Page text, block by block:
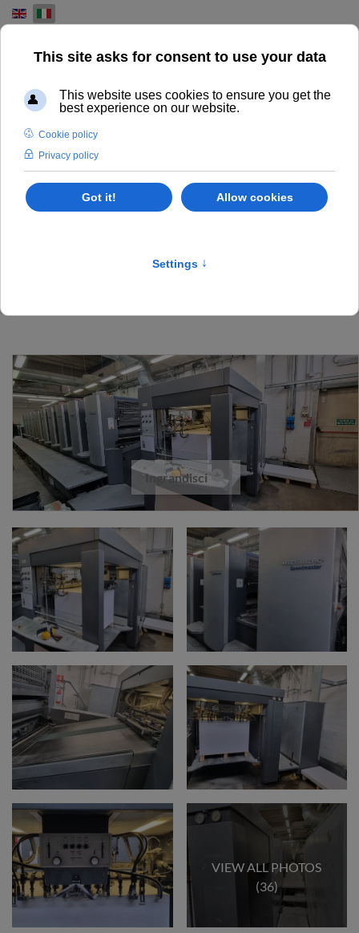
Select your language
MACCHINE DA STAMPA
USATE
IL NOSTRO MAGAZZINO DI MACCHINE DA STAMPA
Ingrandisci
VIEW ALL PHOTOS
(36)